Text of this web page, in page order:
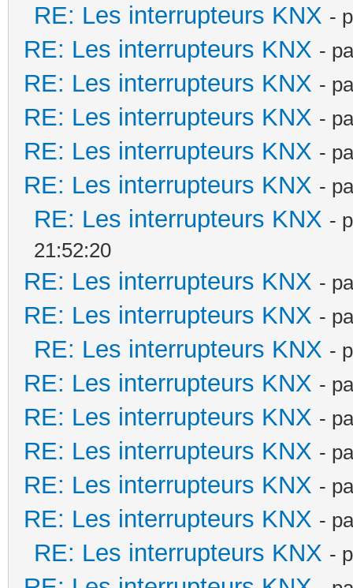
RE: Les interrupteurs KNX -
RE: Les interrupteurs KNX -
RE: Les interrupteurs KNX -
RE: Les interrupteurs KNX -
RE: Les interrupteurs KNX -
RE: Les interrupteurs KNX -
RE: Les interrupteurs KNX -
21:52:20
RE: Les interrupteurs KNX -
RE: Les interrupteurs KNX -
RE: Les interrupteurs KNX -
RE: Les interrupteurs KNX -
RE: Les interrupteurs KNX -
RE: Les interrupteurs KNX -
RE: Les interrupteurs KNX -
RE: Les interrupteurs KNX -
RE: Les interrupteurs KNX -